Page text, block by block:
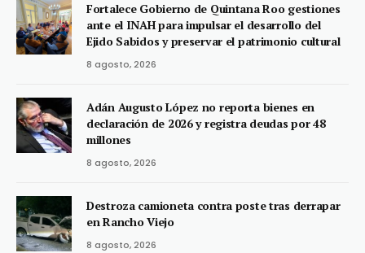
Fortalece Gobierno de Quintana Roo gestiones
ante el INAH para impulsar el desarrollo del
Ejido Sabidos y preservar el patrimonio cultural
8 agosto, 2026
Adán Augusto López no reporta bienes en
declaración de 2026 y registra deudas por 48
millones
8 agosto, 2026
Destroza camioneta contra poste tras derrapar
en Rancho Viejo
8 agosto, 2026